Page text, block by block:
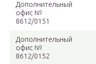
Дополнительный
офис №
8612/0151
Дополнительный
офис №
8612/0152